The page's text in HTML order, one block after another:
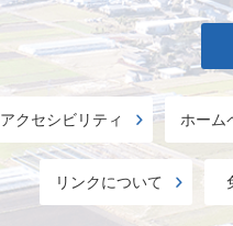
アクセシビリティ ホーム
リンクについて